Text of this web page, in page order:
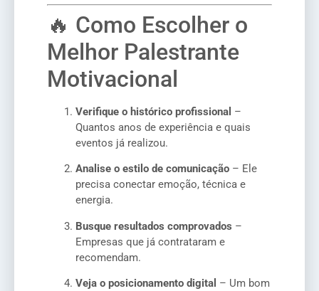
🔥 Como Escolher o
Melhor Palestrante
Motivacional
Verifique o histórico profissional –
Quantos anos de experiência e quais
eventos já realizou.
Analise o estilo de comunicação – Ele
precisa conectar emoção, técnica e
energia.
Busque resultados comprovados –
Empresas que já contrataram e
recomendam.
Veja o posicionamento digital – Um bom